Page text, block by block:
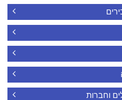
וחברות